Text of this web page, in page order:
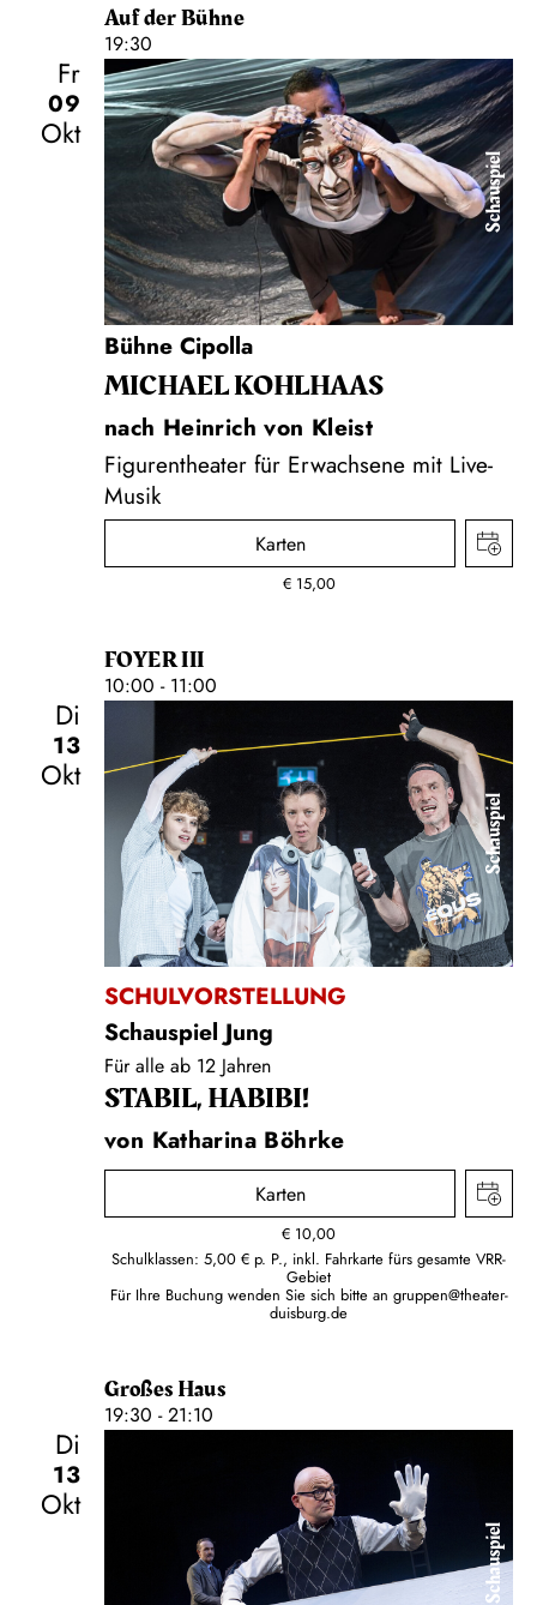
Auf der Bühne
19:30
Fr
09
Okt
Schauspiel
Bühne Cipolla
MICHAEL KOHLHAAS
nach Heinrich von Kleist
Figurentheater für Erwachsene mit Live-
Musik
Karten
€ 15,00
FOYER III
10:00 - 11:00
Di
13
Okt
Schauspiel
SCHULVORSTELLUNG
Schauspiel Jung
Für alle ab 12 Jahren
STABIL, HABIBI!
von Katharina Böhrke
Karten
€ 10,00
Schulklassen: 5,00 € p. P., inkl. Fahrkarte fürs gesamte VRR-
Gebiet
Für Ihre Buchung wenden Sie sich bitte an gruppen@theater-
duisburg.de
Großes Haus
19:30 - 21:10
Di
13
Okt
Schauspiel